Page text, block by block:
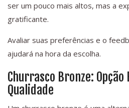
ser um pouco mais altos, mas a
gratificante.
Avaliar suas preferências e o
ajudará na hora da escolha.
Churrasco Bronze: Opção
Qualidade